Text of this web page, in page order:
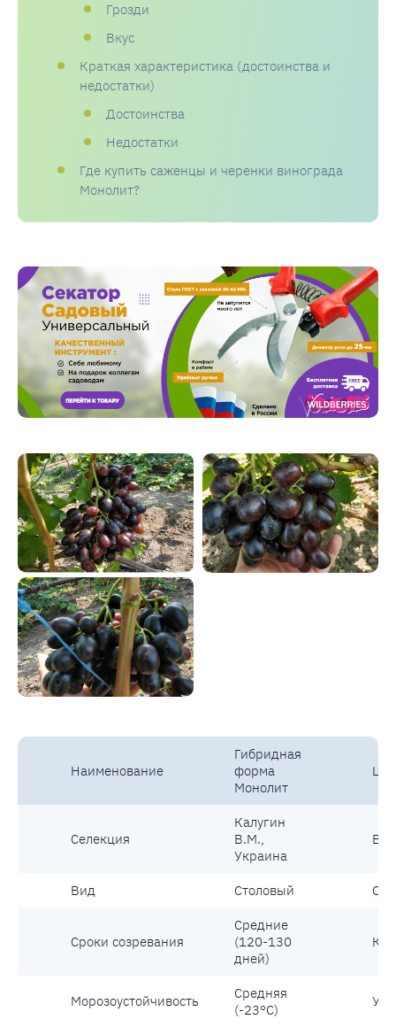
Грозди
Вкус
Краткая характеристика (достоинства и
недостатки)
Достоинства
Недостатки
Где купить саженцы и черенки винограда
Монолит?
Наименование
Гибридная
форма
Монолит
Селекция
Калугин
В.М.,
Украина
Вид Столовый
Сроки созревания
Средние
(120-130
дней)
Морозоустойчивость
Средняя
(-23°С)